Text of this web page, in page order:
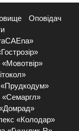
Оповідач
«Семаргл»
«Колодар»